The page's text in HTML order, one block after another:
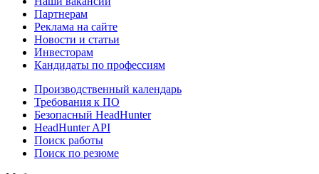
Партнерам
Реклама на сайте
Новости и статьи
Инвесторам
Кандидаты по профессиям
Производственный календарь
Требования к ПО
Безопасный HeadHunter
HeadHunter API
Поиск работы
Поиск по резюме